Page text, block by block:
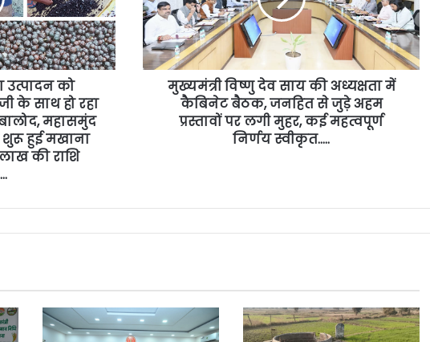
उत्पादन को
के साथ हो रहा
महासमुंद
शुरू हुई मखाना
की राशि
मुख्यमंत्री विष्णु देव साय की अध्यक्षता में
कैबिनेट बैठक, जनहित से जुड़े अहम
प्रस्तावों पर लगी मुहर, कई महत्वपूर्ण
निर्णय स्वीकृत…..